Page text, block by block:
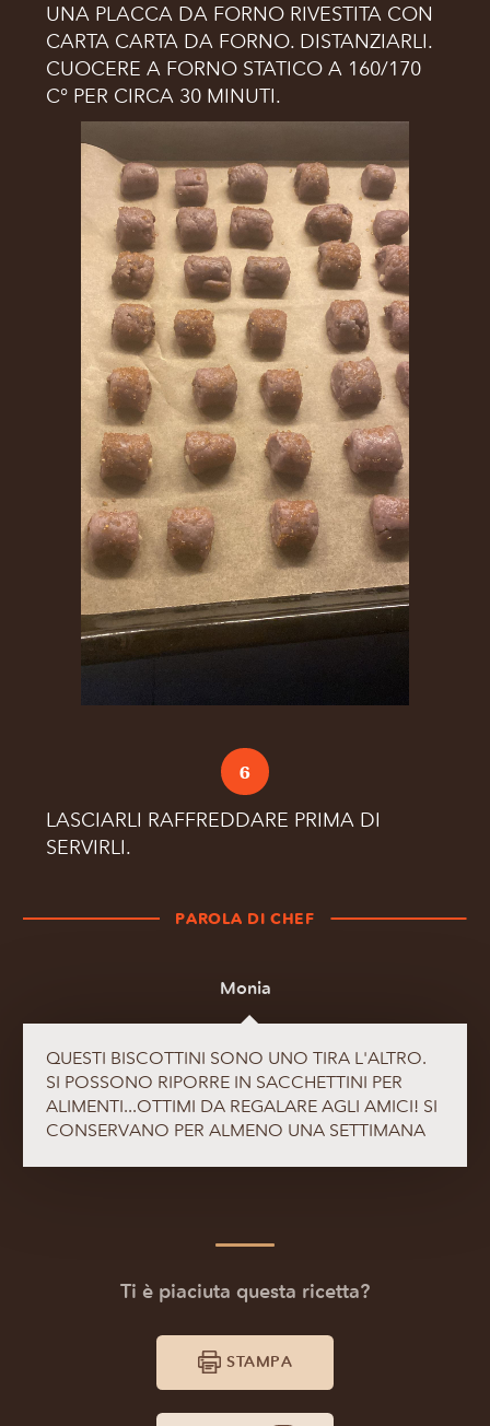
UNA PLACCA DA FORNO RIVESTITA CON
CARTA CARTA DA FORNO. DISTANZIARLI.
CUOCERE A FORNO STATICO A 160/170
C° PER CIRCA 30 MINUTI.
6
LASCIARLI RAFFREDDARE PRIMA DI
SERVIRLI.
PAROLA DI CHEF
Monia
QUESTI BISCOTTINI SONO UNO TIRA L'ALTRO.
SI POSSONO RIPORRE IN SACCHETTINI PER
ALIMENTI...OTTIMI DA REGALARE AGLI AMICI! SI
CONSERVANO PER ALMENO UNA SETTIMANA
Ti è piaciuta questa ricetta?
STAMPA